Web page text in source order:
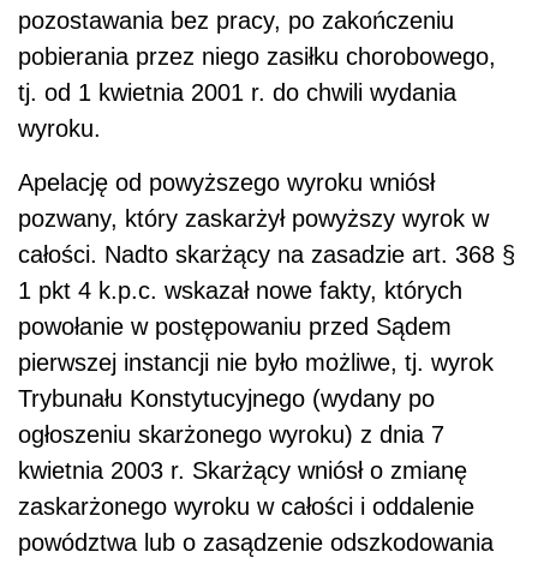
pozostawania bez pracy, po zakończeniu
pobierania przez niego zasiłku chorobowego,
tj. od 1 kwietnia 2001 r. do chwili wydania
wyroku.
Apelację od powyższego wyroku wniósł
pozwany, który zaskarżył powyższy wyrok w
całości. Nadto skarżący na zasadzie art. 368 §
1 pkt 4 k.p.c. wskazał nowe fakty, których
powołanie w postępowaniu przed Sądem
pierwszej instancji nie było możliwe, tj. wyrok
Trybunału Konstytucyjnego (wydany po
ogłoszeniu skarżonego wyroku) z dnia 7
kwietnia 2003 r. Skarżący wniósł o zmianę
zaskarżonego wyroku w całości i oddalenie
powództwa lub o zasądzenie odszkodowania